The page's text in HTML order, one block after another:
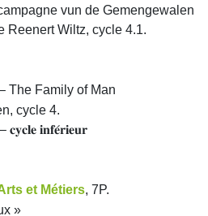
vun de Gemengewalen
Reenert Wiltz, cycle 4.1.
The Family of Man
cycle 4.
𝐢𝐧𝐟𝐞́𝐫𝐢𝐞𝐮𝐫
et Métiers, 7P.
»